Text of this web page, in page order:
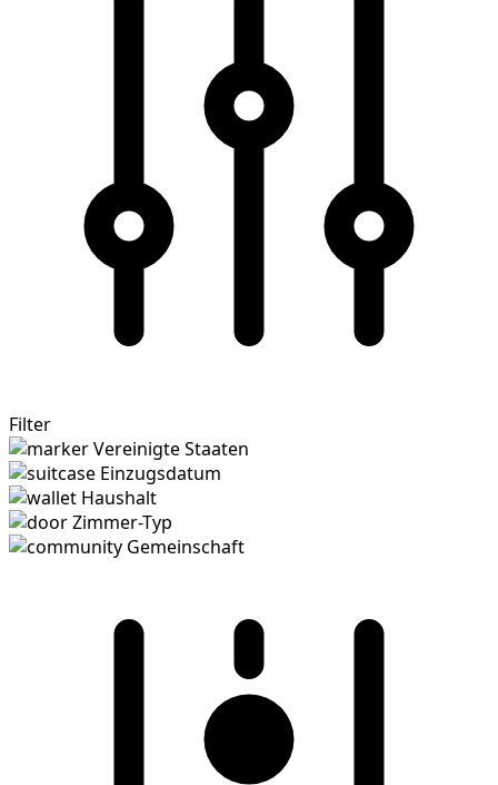
Filter
Vereinigte Staaten
Einzugsdatum
Haushalt
Zimmer-Typ
Gemeinschaft